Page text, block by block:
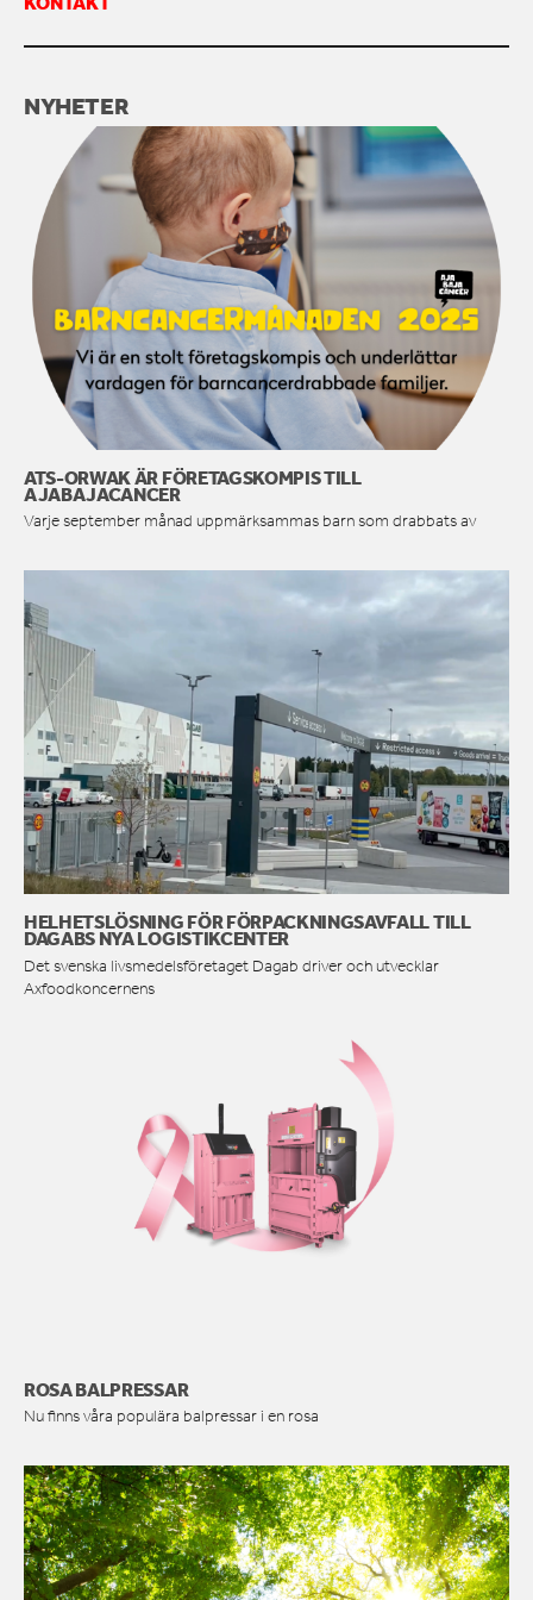
KONTAKTA OSS
NYHETER
ATS-ORWAK ÄR FÖRETAGSKOMPIS TILL
AJABAJACANCER
Varje september månad uppmärksammas barn som drabbats av
HELHETSLÖSNING FÖR FÖRPACKNINGSAVFALL TILL
DAGABS NYA LOGISTIKCENTER
Det svenska livsmedelsföretaget Dagab driver och utvecklar
Axfoodkoncernens
ROSA BALPRESSAR
Nu finns våra populära balpressar i en rosa